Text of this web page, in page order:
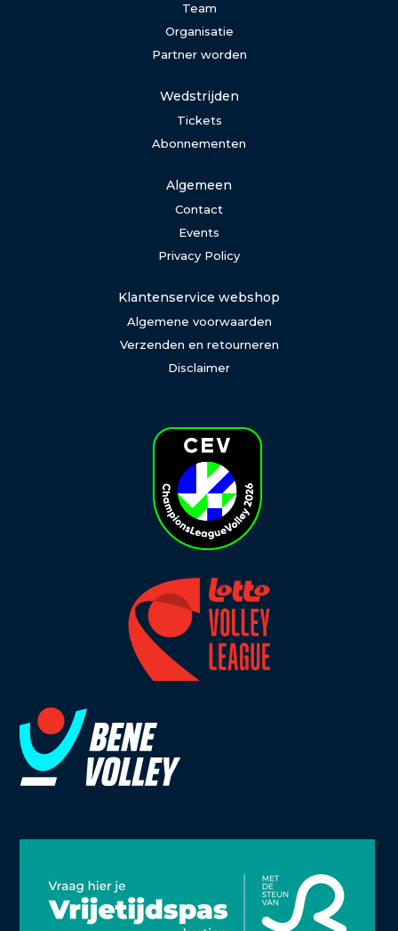
Team
Organisatie
Partner worden
Wedstrijden
Tickets
Abonnementen
Algemeen
Contact
Events
Privacy Policy
Klantenservice webshop
Algemene voorwaarden
Verzenden en retourneren
Disclaimer